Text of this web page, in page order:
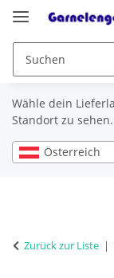
Wähle dein
Standort zu sehen.
Österreich
Zurück zur Liste